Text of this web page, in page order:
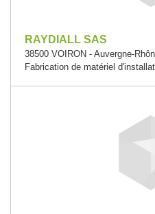
RAYDIALL SAS
38500 VOIRON - Auvergne-
Fabrication de matériel